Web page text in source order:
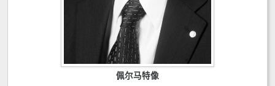
佩尔马特像